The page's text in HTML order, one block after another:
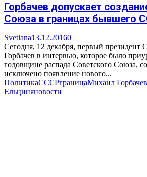
Горбачев допускает
Союза в границах бывшего
Svetlana13.12.20160
Сегодня, 12 декабря, первый
Горбачев в интервью, которое было
годовщине распада Советского Союза,
исключено появление нового...
ПолитикаСССРграницаМихаил Горбачев
Ельциняновости